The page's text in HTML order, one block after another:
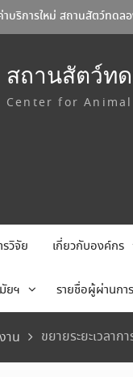
าบริการใหม่ สถานสัตว์ทดล
าวิทยาลัยนเรศวร
และมหาวิทยาลัยเชียงใหม่
ะดับการวิจัยทดสอบความ
อนคลินิกสู่มาตรฐานสากล
กรณ์คุ้มครองความปลอดภัยส่
Protective
สถานสัตว์ท
Center for
วิจัย เกี่ยวกับองค์กร
ยฯ รายชื่อผู้ผ่านก
าน ขยายระยะเวลา